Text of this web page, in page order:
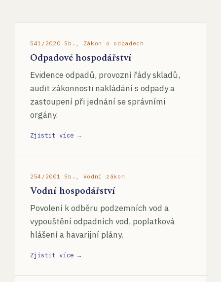
541/2020 Sb., Zákon o odpadech
Odpadové hospodářství
Evidence odpadů, provozní řády skladů,
audit zákonnosti nakládání s odpady a
zastoupení při jednání se správními
orgány.
Zjistit více →
254/2001 Sb., Vodní zákon
Vodní hospodářství
Povolení k odběru podzemních vod a
vypouštění odpadních vod, poplatková
hlášení a havarijní plány.
Zjistit více →